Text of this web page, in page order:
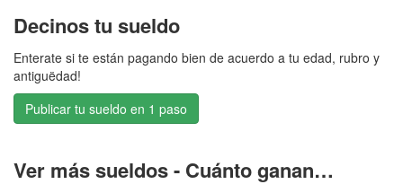
Decinos tu sueldo
Enterate si te están pagando bien de acuerdo a tu edad, rubro y
antiguëdad!
Publicar tu sueldo en 1 paso
Ver más sueldos - Cuánto ganan…